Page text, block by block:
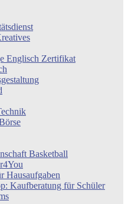
Englisch Zertifikat
Basketball
Hausaufgaben
Kaufberatung für Schüler